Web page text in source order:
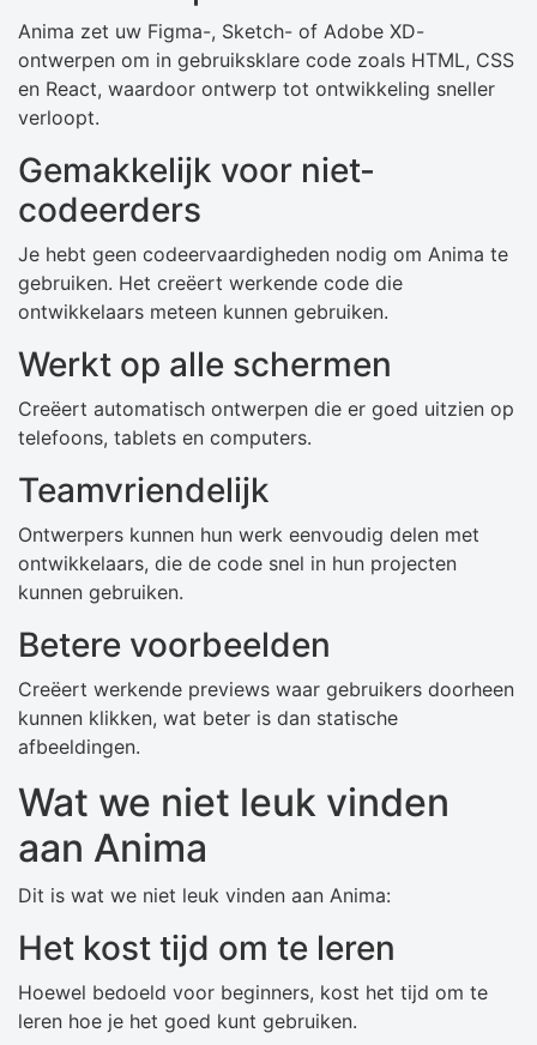
Anima zet uw Figma-, Sketch- of Adobe XD-
ontwerpen om in gebruiksklare code zoals HTML, CSS
en React, waardoor ontwerp tot ontwikkeling sneller
verloopt.
Gemakkelijk voor niet-
codeerders
Je hebt geen codeervaardigheden nodig om Anima te
gebruiken. Het creëert werkende code die
ontwikkelaars meteen kunnen gebruiken.
Werkt op alle schermen
Creëert automatisch ontwerpen die er goed uitzien op
telefoons, tablets en computers.
Teamvriendelijk
Ontwerpers kunnen hun werk eenvoudig delen met
ontwikkelaars, die de code snel in hun projecten
kunnen gebruiken.
Betere voorbeelden
Creëert werkende previews waar gebruikers doorheen
kunnen klikken, wat beter is dan statische
afbeeldingen.
Wat we niet leuk vinden
aan Anima
Dit is wat we niet leuk vinden aan Anima:
Het kost tijd om te leren
Hoewel bedoeld voor beginners, kost het tijd om te
leren hoe je het goed kunt gebruiken.